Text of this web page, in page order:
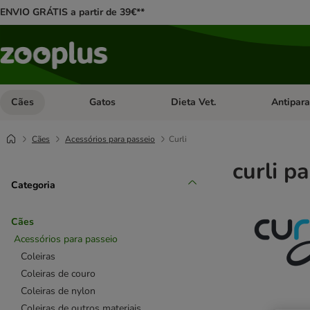
ENVIO GRÁTIS a partir de 39€**
Cães Abrir menu de categoria: Cães
Gatos Abrir menu de categoria: Gatos
Dieta Vet. Abrir
Cães Acessórios para passeio Curli
Categoria
Cães
Acessórios para passeio
Coleiras
Coleiras de couro
Coleiras de nylon
curli